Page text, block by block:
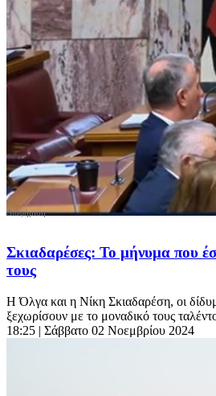
Σκιαδαρέσες: Το μήνυμα που
τους
Η Όλγα και η Νίκη Σκιαδαρέση, οι
ξεχωρίσουν με το μοναδικό τους
18:25 | Σάββατο 02 Νοεμβρίου 2024